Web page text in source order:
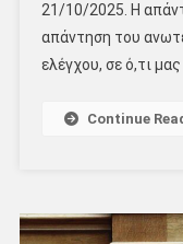
21/10/2025. Η
απάντηση του
ελέγχου, σε ό,τι μας
Continue